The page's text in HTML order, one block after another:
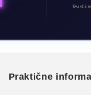
Praktične